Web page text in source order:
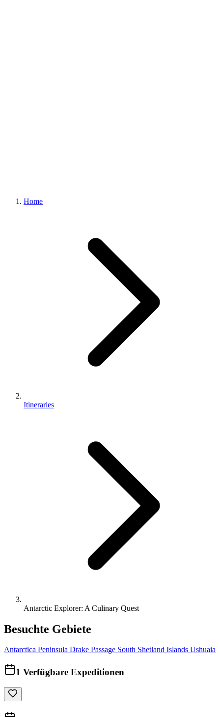
Home
Itineraries
Antarctic Explorer: A Culinary Quest
Besuchte Gebiete
Antarctica Peninsula Drake Passage South Shetland Islands Ushuaia
1 Verfügbare Expeditionen